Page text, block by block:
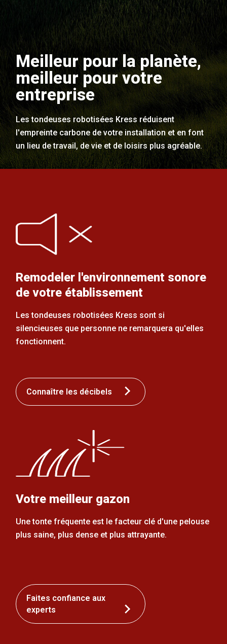
Meilleur pour la planète,
meilleur pour votre
entreprise
Les tondeuses robotisées Kress réduisent
l'empreinte carbone de votre installation et en font
un lieu de travail, de vie et de loisirs plus agréable.
Remodeler l'environnement sonore
de votre établissement
Les tondeuses robotisées Kress sont si
silencieuses que personne ne remarquera qu'elles
fonctionnent.
Connaître les décibels
Votre meilleur gazon
Une tonte fréquente est le facteur clé d'une pelouse
plus saine, plus dense et plus attrayante.
Faites confiance aux
experts